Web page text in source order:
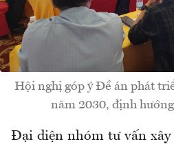
Hội nghị góp ý Đề án phát
năm 2030, định
Đại diện nhóm tư vấn xây